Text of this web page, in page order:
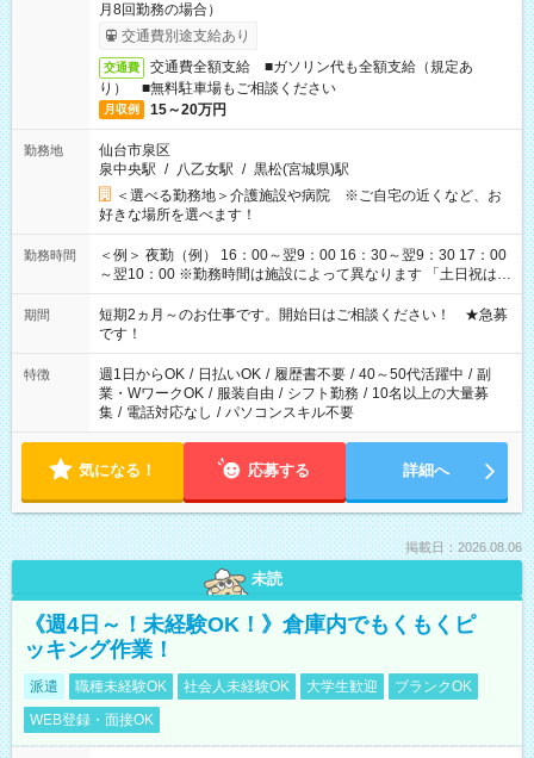
月8回勤務の場合）
交通費別途支給あり
交通費
交通費全額支給 ■ガソリン代も全額支給（規定あ
り） ■無料駐車場もご相談ください
月収例 15～20万円
勤務地
仙台市泉区
泉中央駅 / 八乙女駅 / 黒松(宮城県)駅
＜選べる勤務地＞介護施設や病院 ※ご自宅の近くなど、お
好きな場所を選べます！
勤務時間
＜例＞ 夜勤（例） 16：00～翌9：00 16：30～翌9：30 17：00
～翌10：00 ※勤務時間は施設によって異なります 「土日祝は休
みたい」 「しっかり稼ぎたい」 「もう少し遅い時間から始めた
い」など ご希望にあったお仕事をご案内いたします。 ※未経験
の方の場合は1～2ヶ月間は日中での仕事を経験いただき、 お
仕事に慣れてからの夜勤になります。 ★家庭の都合でお休みが
必要な場合も遠慮なくご相談ください。
期間
短期2ヵ月～のお仕事です。開始日はご相談ください！ ★急募
です！
特徴 週1日からOK / 日払いOK / 履歴書不要 / 40～50代活躍中 / 副
業・WワークOK / 服装自由 / シフト勤務 / 10名以上の大量募
集 / 電話対応なし / パソコンスキル不要
気になる！ 応募する 詳細へ
掲載日：2026.08.06
未読
《週4日～！未経験OK！》倉庫内でもくもくピ
ッキング作業！
派遣 職種未経験OK 社会人未経験OK 大学生歓迎
ブランクOK
WEB登録・面接OK